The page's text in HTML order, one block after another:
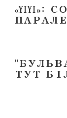
«YIYI»:
ТУТ